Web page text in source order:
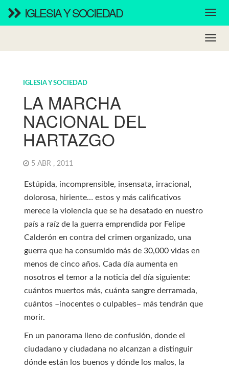
IGLESIA Y SOCIEDAD
IGLESIA Y SOCIEDAD
LA MARCHA
NACIONAL DEL
HARTAZGO
5 ABR , 2011
Estúpida, incomprensible, insensata, irracional,
dolorosa, hiriente… estos y más calificativos
merece la violencia que se ha desatado en nuestro
país a raíz de la guerra emprendida por Felipe
Calderón en contra del crimen organizado, una
guerra que ha consumido más de 30,000 vidas en
menos de cinco años. Cada día aumenta en
nosotros el temor a la noticia del día siguiente:
cuántos muertos más, cuánta sangre derramada,
cuántos –inocentes o culpables– más tendrán que
morir.
En un panorama lleno de confusión, donde el
ciudadano y ciudadana no alcanzan a distinguir
dónde están los buenos y dónde los malos, la